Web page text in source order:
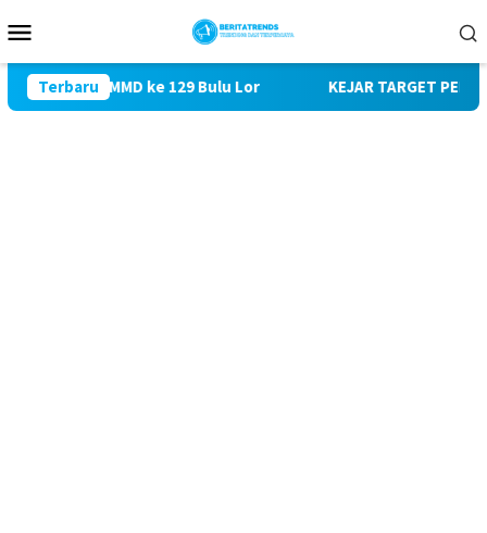
ke
Mobile
Terbaru
TMMD ke 129 Bulu Lor KEJAR TARGET